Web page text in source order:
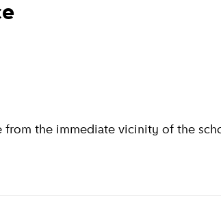
the immediate vicinity of the